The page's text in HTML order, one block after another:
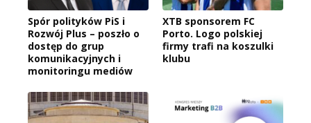
Spór polityków PiS i
Rozwój Plus – poszło o
dostęp do grup
komunikacyjnych i
monitoringu mediów
XTB sponsorem FC
Porto. Logo polskiej
firmy trafi na koszulki
klubu